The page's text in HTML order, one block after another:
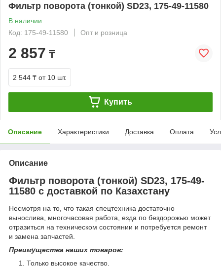
Фильтр поворота (тонкой) SD23, 175-49-11580
В наличии
Код: 175-49-11580
Опт и розница
2 857 ₸
2 544 ₸ от 10 шт.
Купить
Описание Характеристики Доставка Оплата
Описание
Фильтр поворота (тонкой) SD23, 175-49-
11580 с доставкой по Казахстану
Несмотря на то, что такая спецтехника достаточно
вынослива, многочасовая работа, езда по бездорожью может
отразиться на техническом состоянии и потребуется ремонт
и замена запчастей.
Преимущества наших товаров:
Только высокое качество.